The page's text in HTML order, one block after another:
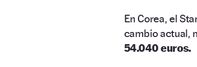
En Corea, el
cambio actual,
54.040 euros.